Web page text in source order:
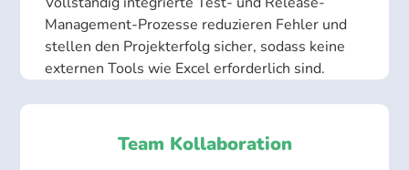
Management-Prozesse reduzieren Fehler und
stellen den Projekterfolg sicher, sodass keine
externen Tools wie Excel erforderlich sind.
Team Kollaboration